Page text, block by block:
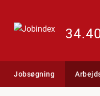
Jobsøgning